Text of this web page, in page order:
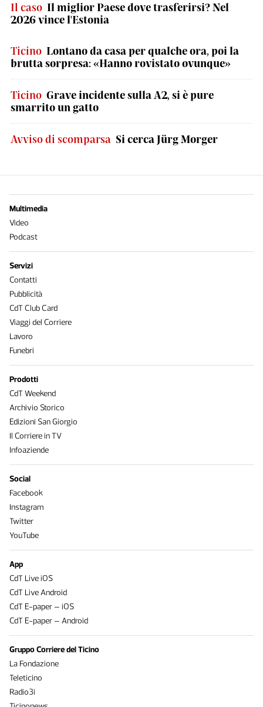
Il caso Il miglior Paese dove trasferirsi? Nel
2026 vince l'Estonia
Ticino Lontano da casa per qualche ora, poi la
brutta sorpresa: «Hanno rovistato ovunque»
Ticino Grave incidente sulla A2, si è pure
smarrito un gatto
Avviso di scomparsa Si cerca Jürg Morger
Multimedia
Video
Podcast
Servizi
Contatti
Pubblicità
CdT Club Card
Viaggi del Corriere
Lavoro
Funebri
Prodotti
CdT Weekend
Archivio Storico
Edizioni San Giorgio
Il Corriere in TV
Infoaziende
Social
Facebook
Instagram
Twitter
YouTube
App
CdT Live iOS
CdT Live Android
CdT E-paper – iOS
CdT E-paper – Android
Gruppo Corriere del Ticino
La Fondazione
Teleticino
Radio3i